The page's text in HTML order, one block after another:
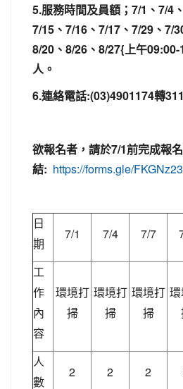
5.服務時間及員額；7/1、7/4
7/15、7/16、7/17、7/29、7/
8/20、8/26、8/27{上午
人。
6.連絡電話:(03)4901174轉
欲報名者，請於7/1前完成
結:
https://forms.gle/
日
期
7/1 7/4 7/7
工
作
內
容
環境打
掃
環境打
掃
環境打
掃
環
人
數
2 2 2